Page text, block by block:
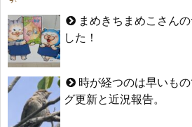
まめきちまめこさん
した！
時が経つのは早いも
グ更新と近況報告。